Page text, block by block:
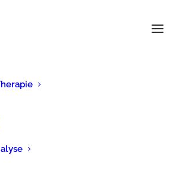
memorable